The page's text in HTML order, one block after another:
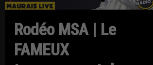
Rodéo MSA | Le
FAMEUX